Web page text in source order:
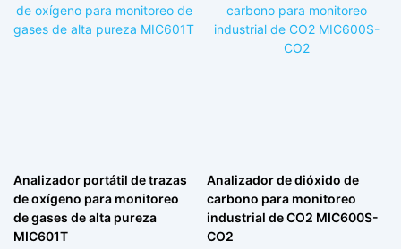
Analizador portátil de trazas
de oxígeno para monitoreo
de gases de alta pureza
MIC601T
Analizador de dióxido de
carbono para monitoreo
industrial de CO2 MIC600S-
CO2